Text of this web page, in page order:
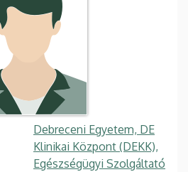
Debreceni Egyetem, DE
Klinikai Központ (DEKK),
Egészségügyi Szolgáltató